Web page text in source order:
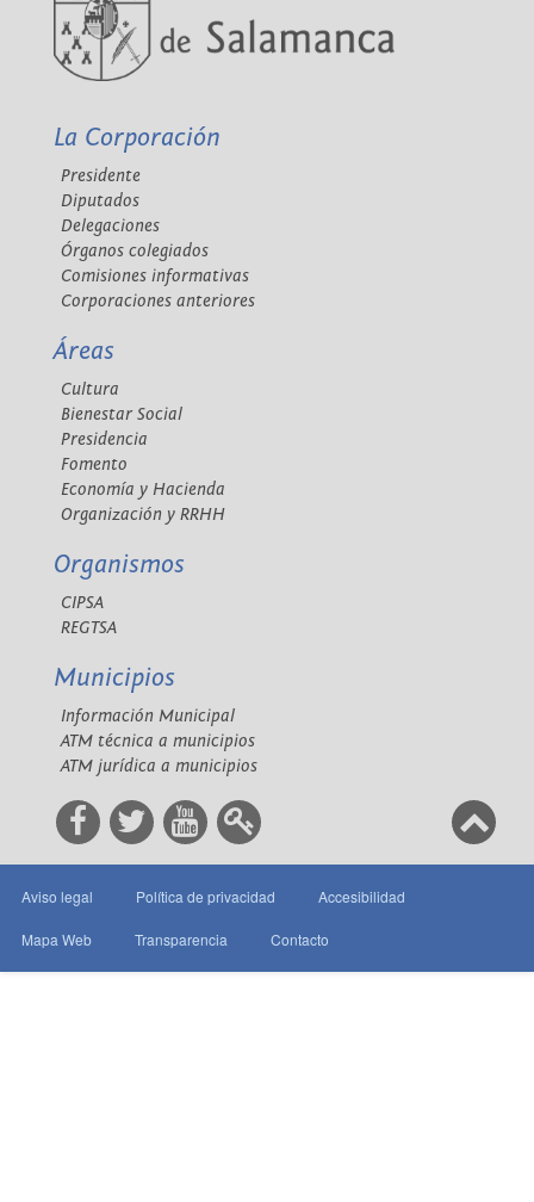
La Corporación
Presidente
Diputados
Delegaciones
Órganos colegiados
Comisiones informativas
Corporaciones anteriores
Áreas
Cultura
Bienestar Social
Presidencia
Fomento
Economía y Hacienda
Organización y RRHH
Organismos
CIPSA
REGTSA
Municipios
Información Municipal
ATM técnica a municipios
ATM jurídica a municipios
Aviso legal Política de privacidad Accesibilidad
Mapa Web Transparencia Contacto